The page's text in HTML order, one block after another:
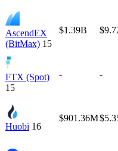
AscendEX
(BitMax) 15
$1.39B
FTX (Spot)
15
- -
Huobi 16
$901.36M